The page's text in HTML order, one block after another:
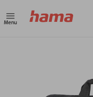
Menu